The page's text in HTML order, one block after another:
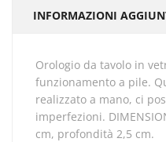
INFORMAZIONI
orologio da tavolo in vetro fusione con
funzionamento a pile.
realizzato a mano, ci
imperfezioni.
cm, profondità 2,5 cm.